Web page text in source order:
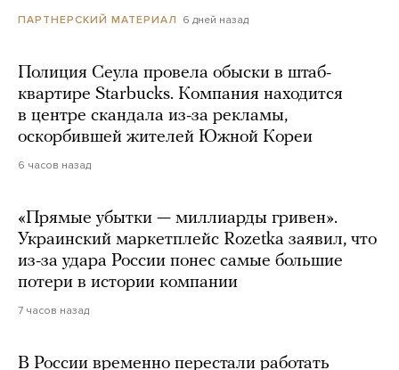
ПАРТНЕРСКИЙ МАТЕРИАЛ 6 дней назад
Полиция Сеула провела обыски в штаб-
квартире Starbucks. Компания находится
в центре скандала из-за рекламы,
оскорбившей жителей Южной Кореи
6 часов назад
«Прямые убытки — миллиарды гривен».
Украинский маркетплейс Rozetka заявил, что
из-за удара России понес самые большие
потери в истории компании
7 часов назад
В России временно перестали работать